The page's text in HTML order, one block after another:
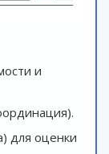
и
для оценки